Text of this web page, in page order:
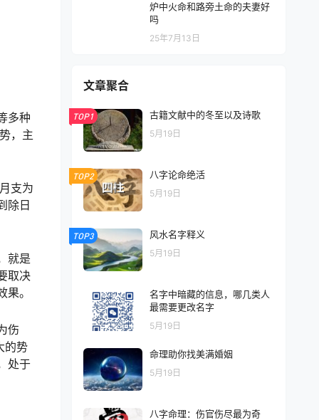
多种
，主
支为
除日
就是
取决
。
伤
的势
处于
炉中火命和路旁土命的夫妻好
吗
25年7月13日
文章聚合
TOP1 古籍文献中的冬至以及诗歌
5月19日
TOP2 八字论命绝活
5月19日
TOP3 风水名字释义
5月19日
名字中暗藏的信息，哪几类人
最需要更改名字
5月19日
命理助你找美满婚姻
5月19日
八字命理：伤官伤尽最为奇